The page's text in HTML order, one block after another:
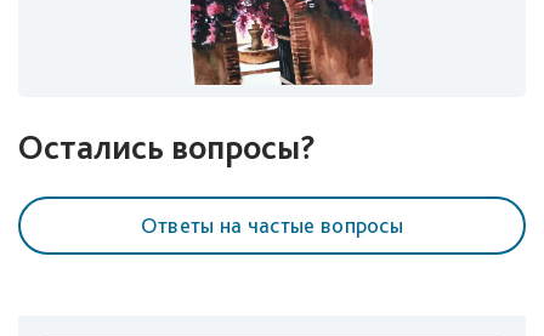
Остались вопросы?
Ответы на частые вопросы